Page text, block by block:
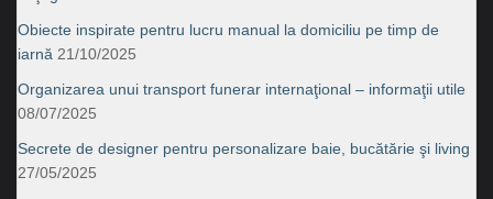
Obiecte inspirate pentru lucru manual la domiciliu pe timp de
iarnă 21/10/2025
Organizarea unui transport funerar internaţional – informaţii utile
08/07/2025
Secrete de designer pentru personalizare baie, bucătărie şi living
27/05/2025